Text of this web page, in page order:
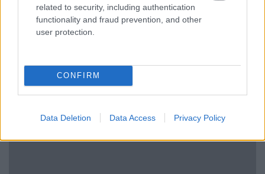
related to security, including authentication
functionality and fraud prevention, and other
user protection.
CONFIRM
Data Deletion Data Access Privacy Policy
Minden idők legjövedelmezőbbje és
legdrágábbja volt az amerikai foci vb -
gyorsmérleg